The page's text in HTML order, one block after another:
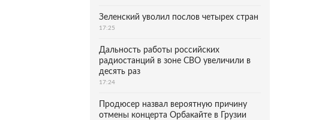
Зеленский уволил послов четырех стран
17:25
Дальность работы российских
радиостанций в зоне СВО увеличили в
десять раз
17:24
Продюсер назвал вероятную причину
отмены концерта Орбакайте в Грузии